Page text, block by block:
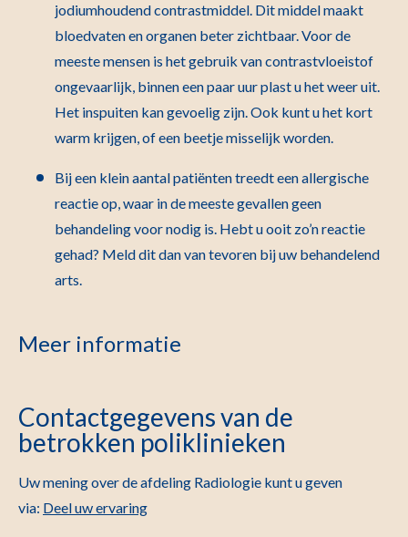
jodiumhoudend contrastmiddel. Dit middel maakt
bloedvaten en organen beter zichtbaar. Voor de
meeste mensen is het gebruik van contrastvloeistof
ongevaarlijk, binnen een paar uur plast u het weer uit.
Het inspuiten kan gevoelig zijn. Ook kunt u het kort
warm krijgen, of een beetje misselijk worden.
Bij een klein aantal patiënten treedt een allergische
reactie op, waar in de meeste gevallen geen
behandeling voor nodig is. Hebt u ooit zo’n reactie
gehad? Meld dit dan van tevoren bij uw behandelend
arts.
Meer informatie
Contactgegevens van de
betrokken poliklinieken
Uw mening over de afdeling Radiologie kunt u geven
via: Deel uw ervaring